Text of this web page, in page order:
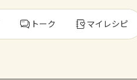
トーク マイレシピ